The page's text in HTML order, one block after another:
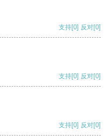
支持[0] 反对[0]
支持[0] 反对[0]
支持[0] 反对[0]